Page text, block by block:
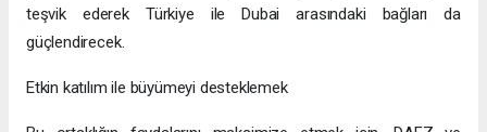
teşvik ederek Türkiye ile Dubai arasındaki bağları da
güçlendirecek.
Etkin katılım ile büyümeyi desteklemek